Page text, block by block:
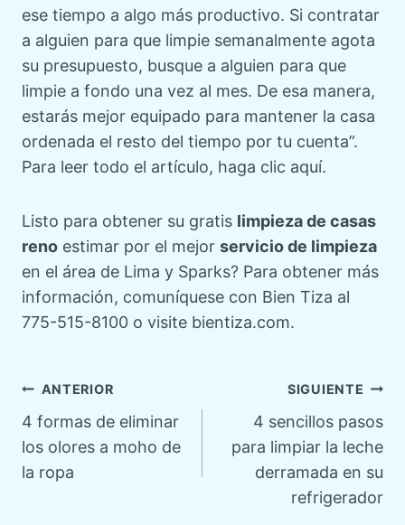
ese tiempo a algo más productivo. Si contratar
a alguien para que limpie semanalmente agota
su presupuesto, busque a alguien para que
limpie a fondo una vez al mes. De esa manera,
estarás mejor equipado para mantener la casa
ordenada el resto del tiempo por tu cuenta”.
Para leer todo el artículo, haga clic aquí.
Listo para obtener su gratis limpieza de casas
reno estimar por el mejor servicio de limpieza
en el área de Lima y Sparks? Para obtener más
información, comuníquese con Bien Tiza al
775-515-8100 o visite bientiza.com.
Navegación
de
entradas
ANTERIOR
4 formas de eliminar
los olores a moho de
la ropa
SIGUIENTE
4 sencillos pasos
para limpiar la leche
derramada en su
refrigerador